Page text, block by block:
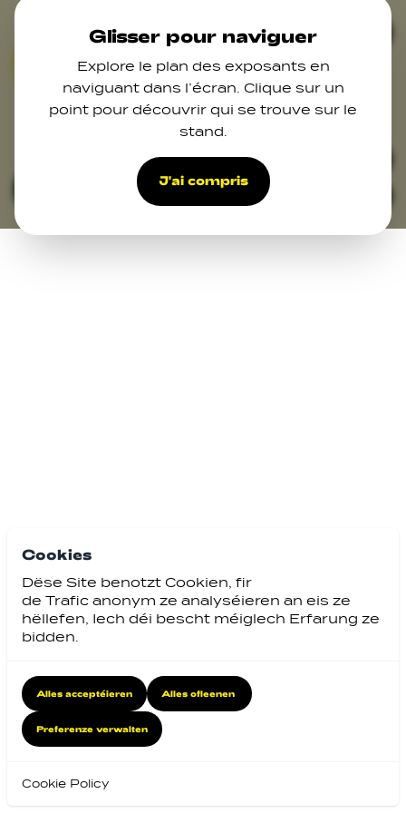
Skip to main content
Cookies
Dëse Site benotzt Cookien, fir
de Trafic anonym ze analyséieren an eis ze
hëllefen, Iech déi bescht méiglech Erfarung ze
bidden.
Alles acceptéieren Alles ofleenen
Preferenze verwalten
Cookie Policy
Glisser pour naviguer
Explore le plan des exposants en
naviguant dans l’écran. Clique sur un
point pour découvrir qui se trouve sur le
stand.
J'ai compris
33